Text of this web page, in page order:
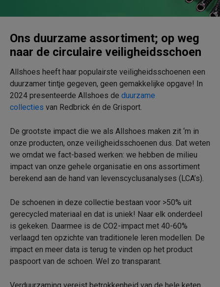
Ons duurzame assortiment; op weg
naar de circulaire veiligheidsschoen
Allshoes heeft haar populairste veiligheidsschoenen een
duurzamer tintje gegeven, geen gemakkelijke opgave! In
2024 presenteerde Allshoes de duurzame
collecties van Redbrick én de Grisport.
De grootste impact die we als Allshoes maken zit ‘m in
onze producten, onze veiligheidsschoenen dus. Dat weten
we omdat we fact-based werken: we hebben de milieu
impact van onze gehele organisatie en ons assortiment
berekend aan de hand van levenscyclusanalyses (LCA’s).
De schoenen in deze collectie bestaan voor >50% uit
gerecycled materiaal en dat is uniek! Naar elk onderdeel
is gekeken. Daarmee is de CO2-impact met 40-60%
verlaagd ten opzichte van traditionele leren modellen. De
impact en meer data is terug te vinden op het product
paspoort van de schoen. Wel zo transparant.